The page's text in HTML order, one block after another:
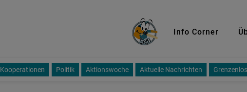
GeKi Info Corner
Kooperationen Politik Aktionswoche Aktuelle Nachrichten